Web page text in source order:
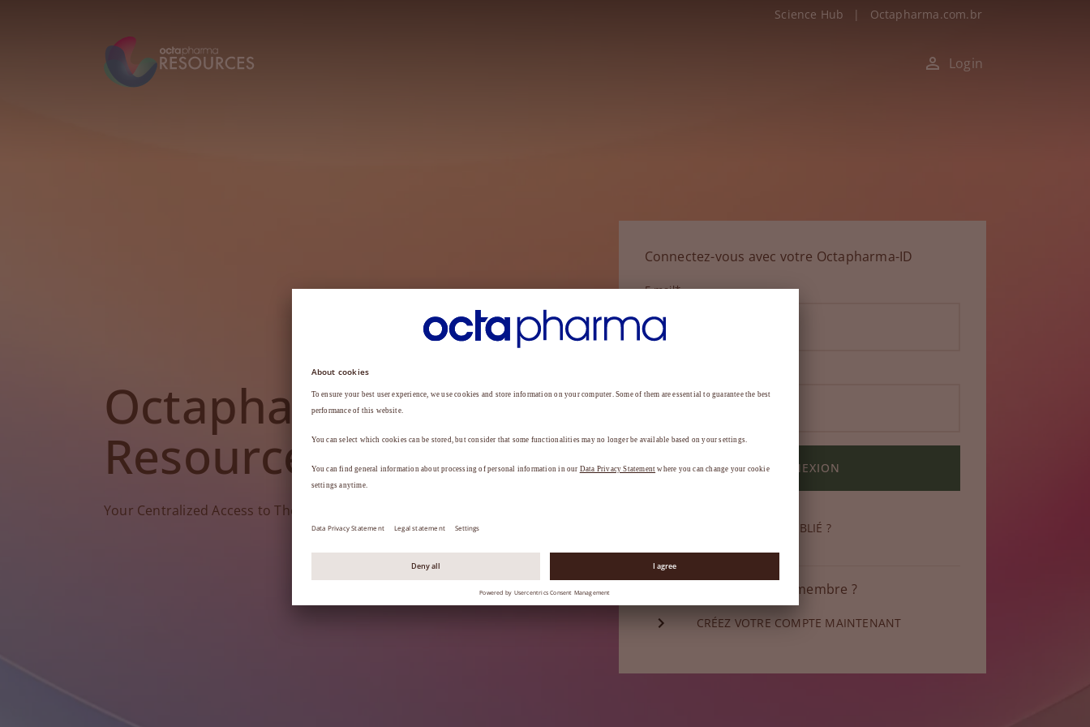
Science Hub | Octapharma.com.br
Login
Octapharma
Resources
Your Centralized Access to Therapy Tools.
Connectez-vous avec votre Octapharma-ID
E-mail*
CONNEXION
MOT DE PASSE OUBLIÉ ?
Vous n'êtes pas encore membre ?
CRÉEZ VOTRE COMPTE MAINTENANT